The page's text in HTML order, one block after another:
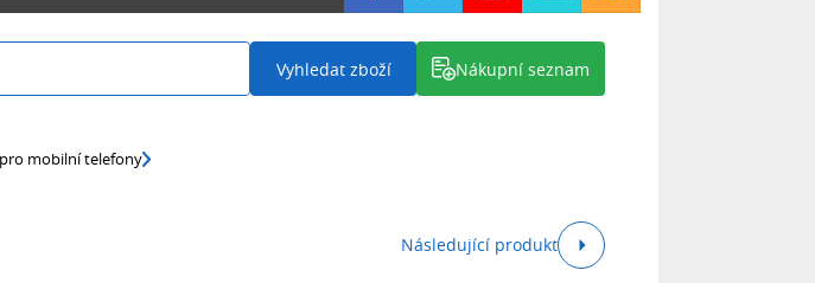
Vyhledat zboží Nákupní seznam
mobilní telefony
Následující produkt